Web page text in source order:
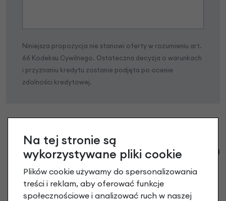
Niniejsza propozycja nie stanowi oferty w rozumieniu art.
66 Kodeksu Cywilnego. Ostateczna decyzja o warunkach
i przyznaniu kredytu zostanie podjęta po ocenie
zdolności kredytowej.
Klienci zadali następujące pytania o ten
produkt
Nikt wcześniej niemiał pytań do tego produktu? A Ty o
co chcesz zapytać?
Na tej stronie są
wykorzystywane pliki cookie
Plików cookie używamy do spersonalizowania
treści i reklam, aby oferować funkcje
społecznościowe i analizować ruch w naszej